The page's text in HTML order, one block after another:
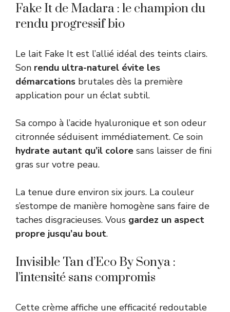
Fake It de Madara : le champion du
rendu progressif bio
Le lait Fake It est l’allié idéal des teints clairs.
Son rendu ultra-naturel évite les
démarcations brutales dès la première
application pour un éclat subtil.
Sa compo à l’acide hyaluronique et son odeur
citronnée séduisent immédiatement. Ce soin
hydrate autant qu’il colore sans laisser de fini
gras sur votre peau.
La tenue dure environ six jours. La couleur
s’estompe de manière homogène sans faire de
taches disgracieuses. Vous gardez un aspect
propre jusqu’au bout.
Invisible Tan d’Eco By Sonya :
l’intensité sans compromis
Cette crème affiche une efficacité redoutable